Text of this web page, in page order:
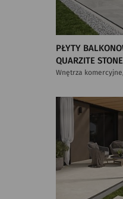
PŁYTY
QUARZITE
Wnętrza